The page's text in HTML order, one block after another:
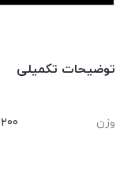
توضیحات تکمیلی
وزن 200 گرم